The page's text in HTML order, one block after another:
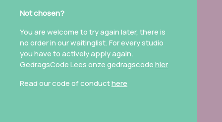
Not chosen?
You are welcome to try again later, there is
no order in our waitinglist. For every studio
you have to actively apply again.
GedragsCodeLees onze gedragscodehier
Read our code of conducthere